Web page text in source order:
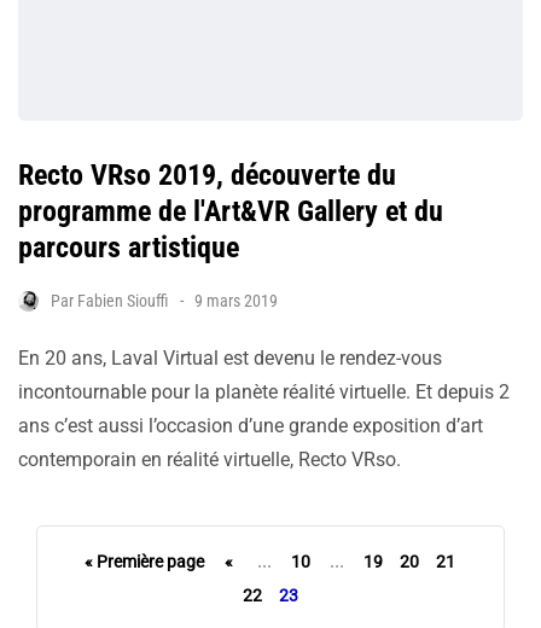
Recto VRso 2019, découverte du
programme de l'Art&VR Gallery et du
parcours artistique
Par Fabien Siouffi 9 mars 2019
En 20 ans, Laval Virtual est devenu le rendez-vous
incontournable pour la planète réalité virtuelle. Et depuis 2
ans c’est aussi l’occasion d’une grande exposition d’art
contemporain en réalité virtuelle, Recto VRso.
« Première page « ... 10 ... 19 20
21
22
23